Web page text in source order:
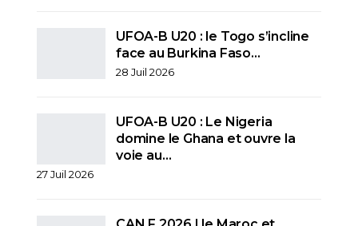
UFOA-B U20 : le Togo s’incline
face au Burkina Faso…
28 Juil 2026
UFOA-B U20 : Le Nigeria
domine le Ghana et ouvre la
voie au…
27 Juil 2026